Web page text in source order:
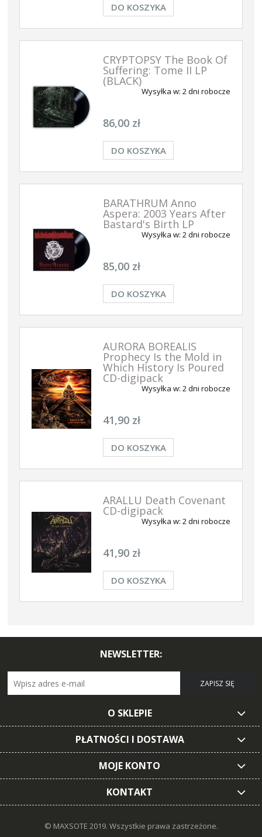
DO KOSZYKA
CRYPTOPSY The Book Of
Suffering: Tome II LP
(BLACK)
Wysyłka w: 2 dni robocze
86,00 zł
DO KOSZYKA
BARATHRUM Anno
Aspera: 2003 Years After
Bastard's Birth LP
Wysyłka w: 2 dni robocze
85,00 zł
DO KOSZYKA
AURORA BOREALIS
Prophecy Is the Mold in
Which History Is Poured
CD-digipack
Wysyłka w: 2 dni robocze
41,90 zł
DO KOSZYKA
ARALLU Death Covenant
CD-digipack
Wysyłka w: 2 dni robocze
41,90 zł
DO KOSZYKA
NEWSLETTER:
ZAPISZ SIĘ
O SKLEPIE
PŁATNOŚCI I DOSTAWA
MOJE KONTO
KONTAKT
© MAXSOTE 2019. Wszystkie prawa zastrzeżone.